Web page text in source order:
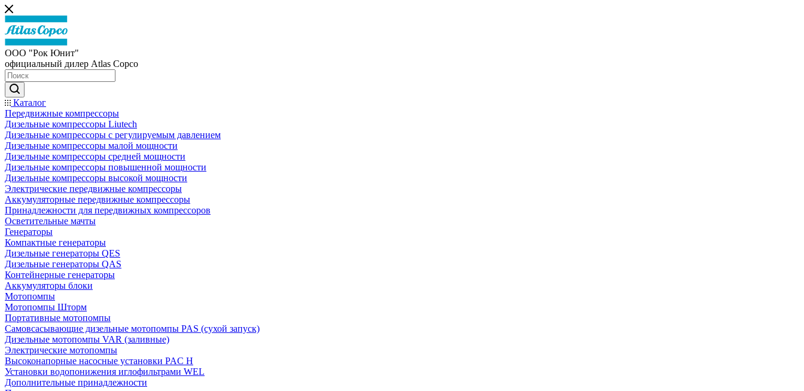
ООО "Рок Юнит"
официальный дилер Atlas Copco
Каталог
Передвижные компрессоры
Дизельные компрессоры Liutech
Дизельные компрессоры с регулируемым давлением
Дизельные компрессоры малой мощности
Дизельные компрессоры средней мощности
Дизельные компрессоры повышенной мощности
Дизельные компрессоры высокой мощности
Электрические передвижные компрессоры
Аккумуляторные передвижные компрессоры
Принадлежности для передвижных компрессоров
Осветительные мачты
Генераторы
Компактные генераторы
Дизельные генераторы QES
Дизельные генераторы QAS
Контейнерные генераторы
Аккумуляторы блоки
Мотопомпы
Мотопомпы Шторм
Портативные мотопомпы
Самовсасывающие дизельные мотопомпы PAS (сухой запуск)
Дизельные мотопомпы VAR (заливные)
Электрические мотопомпы
Высоконапорные насосные установки PAC H
Установки водопонижения иглофильтрами WEL
Дополнительные принадлежности